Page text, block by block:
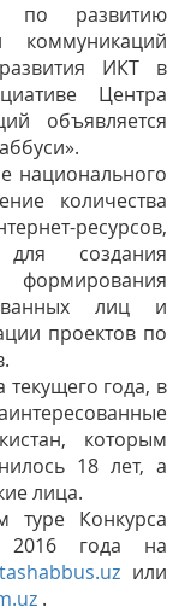
по развитию
коммуникаций
ИКТ в
Центра
объявляется
национального
количества
ресурсов,
для создания
формирования
лиц и
проектов по
текущего года, в
которым
18 лет, а
лица.
туре Конкурса
года на
или
.